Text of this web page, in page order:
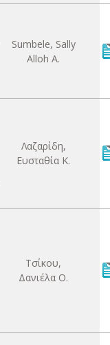
Sumbele, Sally
Alloh A.
Λαζαρίδη,
Ευσταθία Κ.
Τσίκου,
Δανιέλα Ο.